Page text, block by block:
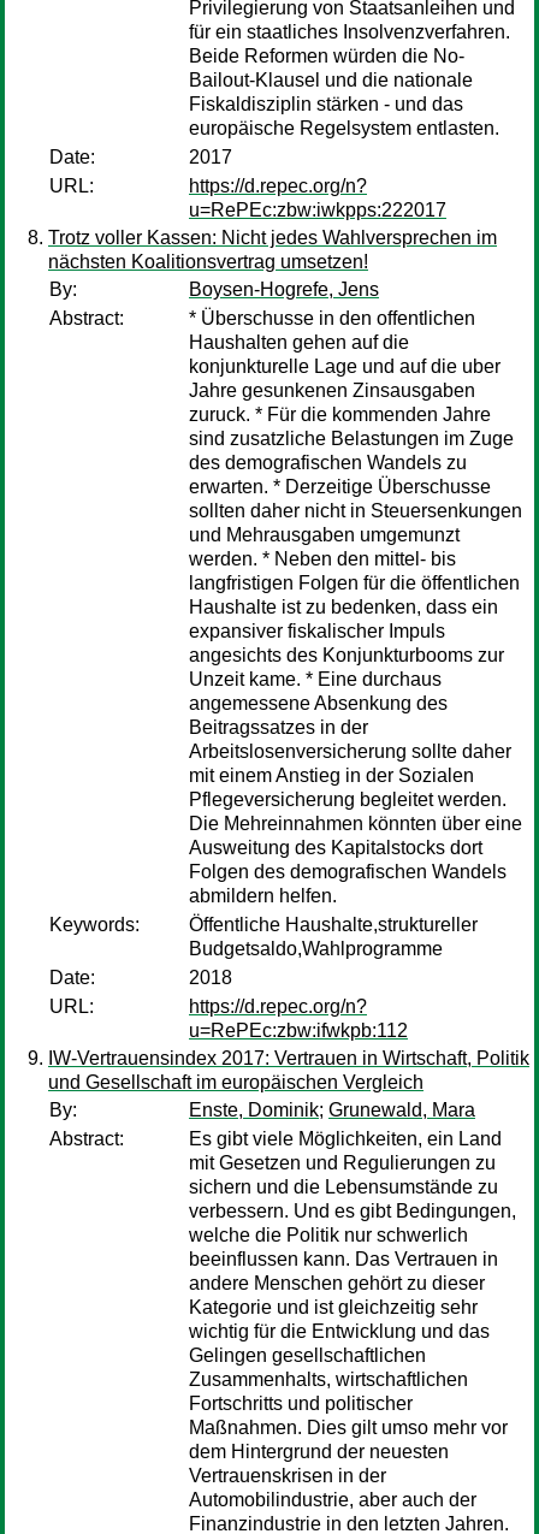
Privilegierung von Staatsanleihen und
für ein staatliches Insolvenzverfahren.
Beide Reformen würden die No-
Bailout-Klausel und die nationale
Fiskaldisziplin stärken - und das
europäische Regelsystem entlasten.
Date:
2017
URL:
https://d.repec.org/n?
u=RePEc:zbw:iwkpps:222017
Trotz voller Kassen: Nicht jedes Wahlversprechen im
nächsten Koalitionsvertrag umsetzen!
By:
Boysen-Hogrefe, Jens
Abstract:
* Überschusse in den offentlichen
Haushalten gehen auf die
konjunkturelle Lage und auf die uber
Jahre gesunkenen Zinsausgaben
zuruck. * Für die kommenden Jahre
sind zusatzliche Belastungen im Zuge
des demografischen Wandels zu
erwarten. * Derzeitige Überschusse
sollten daher nicht in Steuersenkungen
und Mehrausgaben umgemunzt
werden. * Neben den mittel- bis
langfristigen Folgen für die öffentlichen
Haushalte ist zu bedenken, dass ein
expansiver fiskalischer Impuls
angesichts des Konjunkturbooms zur
Unzeit kame. * Eine durchaus
angemessene Absenkung des
Beitragssatzes in der
Arbeitslosenversicherung sollte daher
mit einem Anstieg in der Sozialen
Pflegeversicherung begleitet werden.
Die Mehreinnahmen könnten über eine
Ausweitung des Kapitalstocks dort
Folgen des demografischen Wandels
abmildern helfen.
Keywords:
Öffentliche Haushalte,struktureller
Budgetsaldo,Wahlprogramme
Date:
2018
URL:
https://d.repec.org/n?
u=RePEc:zbw:ifwkpb:112
IW-Vertrauensindex 2017: Vertrauen in Wirtschaft, Politik
und Gesellschaft im europäischen Vergleich
By:
Enste, Dominik; Grunewald, Mara
Abstract:
Es gibt viele Möglichkeiten, ein Land
mit Gesetzen und Regulierungen zu
sichern und die Lebensumstände zu
verbessern. Und es gibt Bedingungen,
welche die Politik nur schwerlich
beeinflussen kann. Das Vertrauen in
andere Menschen gehört zu dieser
Kategorie und ist gleichzeitig sehr
wichtig für die Entwicklung und das
Gelingen gesellschaftlichen
Zusammenhalts, wirtschaftlichen
Fortschritts und politischer
Maßnahmen. Dies gilt umso mehr vor
dem Hintergrund der neuesten
Vertrauenskrisen in der
Automobilindustrie, aber auch der
Finanzindustrie in den letzten Jahren.